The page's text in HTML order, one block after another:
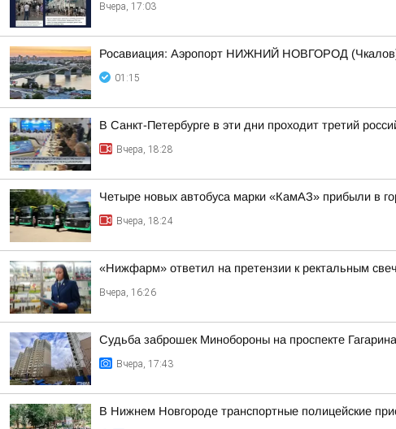
Вчера, 17:03
Росавиация: Аэропорт НИЖНИЙ НОВГОРОД
01:15
В Санкт-Петербурге в эти дни проходит третий
Вчера, 18:28
Четыре новых автобуса марки «КамАЗ» прибыли в
Вчера, 18:24
«Нижфарм» ответил на претензии к ректальным
Вчера, 16:26
Судьба заброшек Минобороны на проспекте
Вчера, 17:43
В Нижнем Новгороде транспортные полицейские